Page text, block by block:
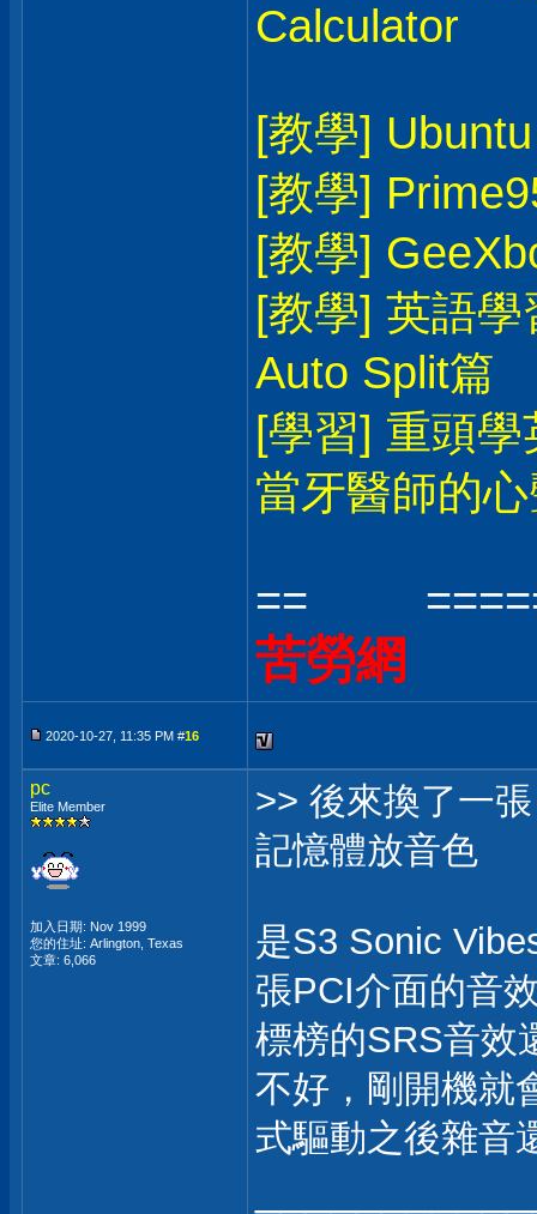
Calculator
[教學]
[教學]
[教學]
[教學] 英語
Auto Split篇
[學習] 重頭
當牙醫師的
==
苦勞網
2020-10-27, 11:35 PM #16
pc
Elite Member
加入日期: Nov 1999
您的住址: Arlington, Texas
文章: 6,066
>> 後來換了一
記憶體放音色
是S3 Sonic
張PCI介面的音
標榜的SRS音效
不好，剛開機就
式驅動之後雜音